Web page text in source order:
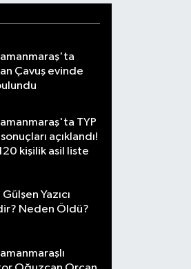
Çavuş evinde
TYP
açıklandı!
kişilik asil liste
Yazıcı
Neden Öldü?